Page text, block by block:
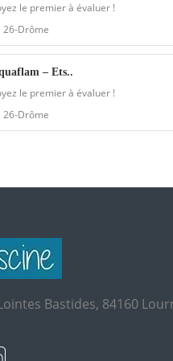
le premier à évaluer !
26-Drôme
– Ets..
le premier à évaluer !
26-Drôme
Bastides, 84160